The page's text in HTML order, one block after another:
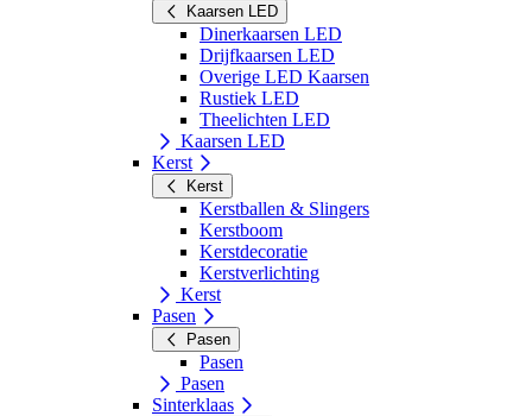
Kaarsen LED
Dinerkaarsen LED
Drijfkaarsen LED
Overige LED Kaarsen
Rustiek LED
Theelichten LED
Kaarsen LED
Kerst
Kerst
Kerstballen & Slingers
Kerstboom
Kerstdecoratie
Kerstverlichting
Kerst
Pasen
Pasen
Pasen
Pasen
Sinterklaas